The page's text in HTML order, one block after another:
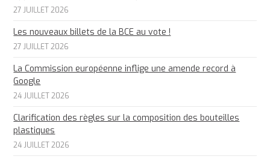
27 JUILLET 2026
Les nouveaux billets de la BCE au vote !
27 JUILLET 2026
La Commission européenne inflige une amende record à
Google
24 JUILLET 2026
Clarification des règles sur la composition des bouteilles
plastiques
24 JUILLET 2026